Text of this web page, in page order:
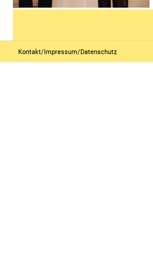
Kontakt/Impressum/Datenschutz